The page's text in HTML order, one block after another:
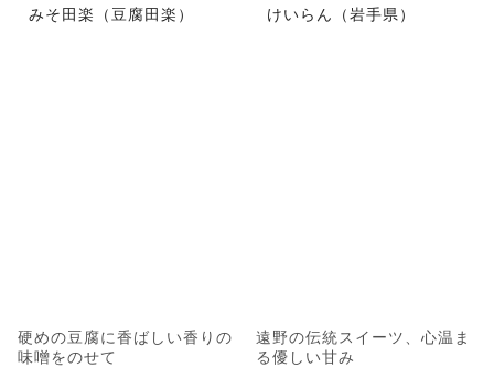
みそ田楽（豆腐田楽）
硬めの豆腐に香ばしい香りの
味噌をのせて
けいらん（岩手県）
遠野の伝統スイーツ、心温ま
る優しい甘み